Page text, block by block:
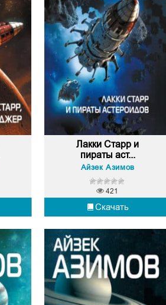
Лакки Старр и
пираты аст...
Айзек Азимов
Скачать
421